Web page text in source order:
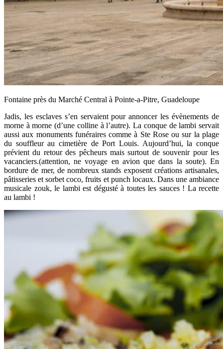
Fontaine près du Marché Central à Pointe-a-Pitre, Guadeloupe
Jadis, les esclaves s’en servaient pour annoncer les évènements de
morne à morne (d’une colline à l’autre). La conque de lambi servait
aussi aux monuments funéraires comme à Ste Rose ou sur la plage
du souffleur au cimetière de Port Louis. Aujourd’hui, la conque
prévient du retour des pêcheurs mais surtout de souvenir pour les
vacanciers.(attention, ne voyage en avion que dans la soute). En
bordure de mer, de nombreux stands exposent créations artisanales,
pâtisseries et sorbet coco, fruits et punch locaux. Dans une ambiance
musicale zouk, le lambi est dégusté à toutes les sauces ! La recette
au lambi !